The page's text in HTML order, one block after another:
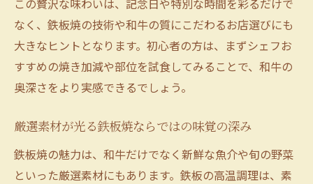
この贅沢な味わいは、記念日や特別な時間を彩るだけで
なく、鉄板焼の技術や和牛の質にこだわるお店選びにも
大きなヒントとなります。初心者の方は、まずシェフお
すすめの焼き加減や部位を試食してみることで、和牛の
奥深さをより実感できるでしょう。
厳選素材が光る鉄板焼ならではの味覚の深み
鉄板焼の魅力は、和牛だけでなく新鮮な魚介や旬の野菜
といった厳選素材にもあります。鉄板の高温調理は、素